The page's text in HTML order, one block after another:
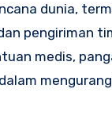
dunia,
pengiriman
medis,